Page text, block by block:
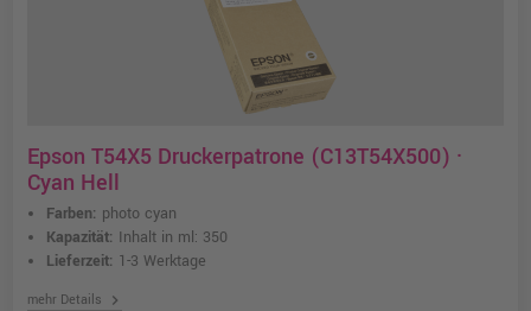
Epson T54X5 Druckerpatrone (C13T54X500) ·
Cyan Hell
Farben: photo cyan
Kapazität: Inhalt in ml: 350
Lieferzeit: 1-3 Werktage
mehr Details chevron_right